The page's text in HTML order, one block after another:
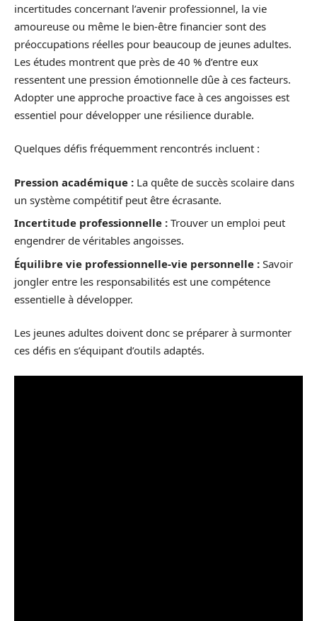
incertitudes concernant l’avenir professionnel, la vie
amoureuse ou même le bien-être financier sont des
préoccupations réelles pour beaucoup de jeunes adultes.
Les études montrent que près de 40 % d’entre eux
ressentent une pression émotionnelle dûe à ces facteurs.
Adopter une approche proactive face à ces angoisses est
essentiel pour développer une résilience durable.
Quelques défis fréquemment rencontrés incluent :
Pression académique : La quête de succès scolaire dans
un système compétitif peut être écrasante.
Incertitude professionnelle : Trouver un emploi peut
engendrer de véritables angoisses.
Équilibre vie professionnelle-vie personnelle : Savoir
jongler entre les responsabilités est une compétence
essentielle à développer.
Les jeunes adultes doivent donc se préparer à surmonter
ces défis en s’équipant d’outils adaptés.